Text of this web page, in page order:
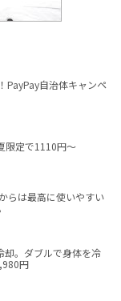
PayPay自治体キャンペ
限定で1110円～
らは最高に使いやすい
却。ダブルで身体を冷
円